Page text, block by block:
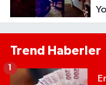
Trend Haberler
1